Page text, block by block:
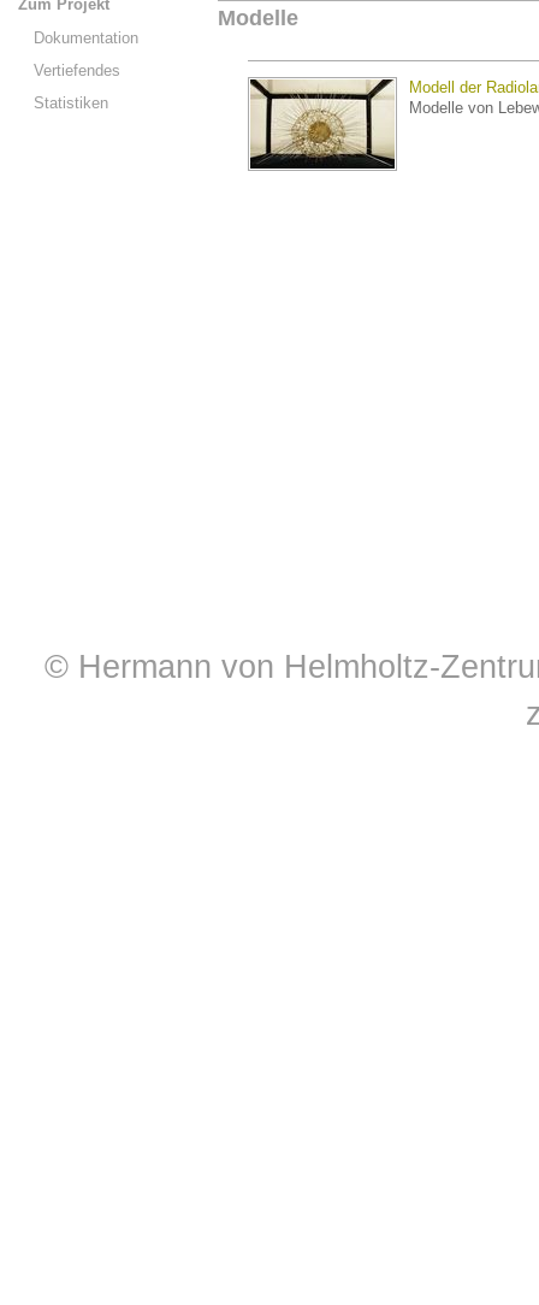
Zum Projekt
Dokumentation
Vertiefendes
Statistiken
Modelle
Modell der
Modelle von
© Hermann von Helmholtz-